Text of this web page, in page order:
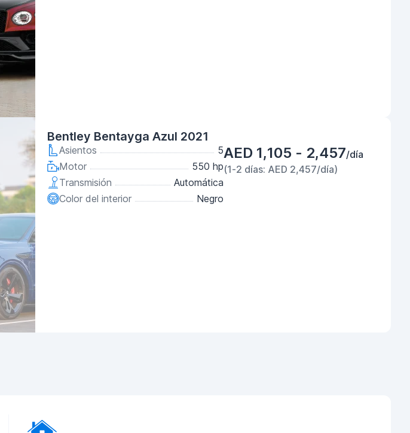
Bentley Bentayga Azul 2021
Asientos
5
Motor
550 hp
Transmisión
Automática
Color del interior
Negro
AED 1,105 - 2,457/día
(1-2 días: AED 2,457/día)